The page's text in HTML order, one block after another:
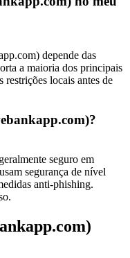
depende das
a maioria dos principais
restrições locais antes de
seguro em
segurança de nível
anti-phishing.